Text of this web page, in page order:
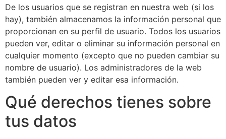
De los usuarios que se registran en nuestra web (si los
hay), también almacenamos la información personal que
proporcionan en su perfil de usuario. Todos los usuarios
pueden ver, editar o eliminar su información personal en
cualquier momento (excepto que no pueden cambiar su
nombre de usuario). Los administradores de la web
también pueden ver y editar esa información.
Qué derechos tienes sobre
tus datos